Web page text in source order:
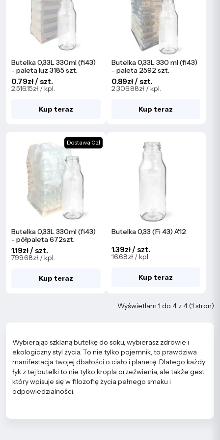
Butelka 0,33L 330ml (fi43)
- paleta luz 3185 szt.
0.79zł / szt.
2,516.15zł / kpl.
Kup teraz
Butelka 0,33L 330 ml (fi43)
- paleta 2592 szt.
0.89zł / szt.
2,306.88zł / kpl.
Kup teraz
Dostawa 0zł
Butelka 0,33L 330ml (fi43)
- półpaleta 672szt.
1.19zł / szt.
799.68zł / kpl.
Kup teraz
Butelka 0,33 (Fi 43) A'12
1.39zł / szt.
16.68zł / kpl.
Kup teraz
Wyświetlam 1 do 4 z 4 (1 stron)
Wybierając szklaną butelkę do soku, wybierasz zdrowie i
ekologiczny styl życia. To nie tylko pojemnik, to prawdziwa
manifestacja twojej dbałości o ciało i planetę. Dlatego każdy
łyk z tej butelki to nie tylko kropla orzeźwienia, ale także gest,
który wpisuje się w filozofię życia pełnego smaku i
odpowiedzialności.